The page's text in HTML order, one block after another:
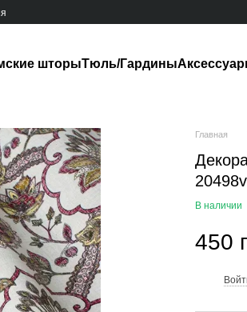
шторыТюль/Гардины
Главная
В наличии
450